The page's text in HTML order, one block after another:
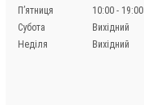
Пʼятниця
10:00
19:00
Субота
Вихідний
Неділя
Вихідний